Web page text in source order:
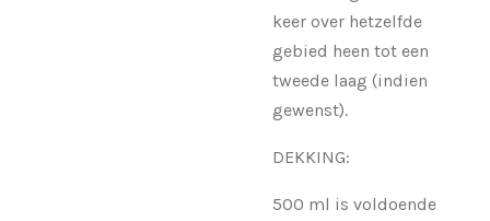
keer over hetzelfde
gebied heen tot een
tweede laag (indien
gewenst).
DEKKING:
500 ml is voldoende